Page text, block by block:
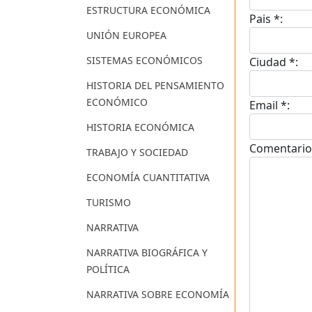
ESTRUCTURA ECONÓMICA
UNIÓN EUROPEA
SISTEMAS ECONÓMICOS
HISTORIA DEL PENSAMIENTO
ECONÓMICO
HISTORIA ECONÓMICA
TRABAJO Y SOCIEDAD
ECONOMÍA CUANTITATIVA
TURISMO
NARRATIVA
NARRATIVA BIOGRÁFICA Y
POLÍTICA
NARRATIVA SOBRE ECONOMÍA
Pais *:
Ciudad *:
Email *: